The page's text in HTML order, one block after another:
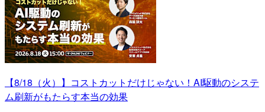
【8/18（火）】コストカットだけじゃない！AI駆動のシステ
ム刷新がもたらす本当の効果